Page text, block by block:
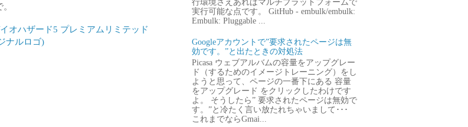
オハザード5 プレミアムリミテッド
ナルロゴ)
行環境さえあればマルチプラットフォームで
実行可能な点です。 GitHub - embulk/embulk:
Embulk: Pluggable ...
Googleアカウントで”要求されたページは無
効です。”と出たときの対処法
Picasa ウェブアルバムの容量をアップグレー
ド（するためのイメージトレーニング）をし
ようと思って、ページの一番下にある 容量
をアップグレード をクリックしたわけです
よ。 そうしたら” 要求されたページは無効で
す。”と冷たく言い放たれちゃいまして･･･
これまでならGmai...